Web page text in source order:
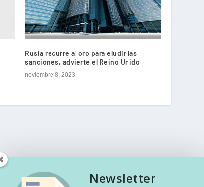
Rusia recurre al oro para eludir las
sanciones, advierte el Reino Unido
noviembre 8, 2023
Newsletter